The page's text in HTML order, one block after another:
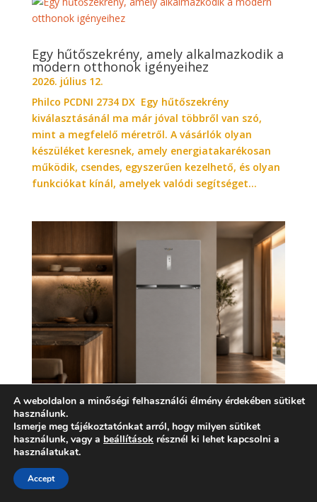
Egy hűtőszekrény, amely alkalmazkodik a
modern otthonok igényeihez
2026. július 12.
Philco PCDNI 2734 DX Egy hűtőszekrény
kiválasztásánál ma már jóval többről van szó,
mint a megfelelő méretről. A vásárlók olyan
készüléket keresnek, amely energiatakarékosan
működik, csendes, egyszerűen kezelhető, és olyan
funkciókat kínál, amelyek valódi segítséget...
Hatalmas belső tér, elegáns köntösben
2026. június 18.
TERMÉKBEMUTATÁS
A weboldalon a minőségi felhasználói élmény érdekében sütiket
használunk.
Ismerje meg tájékoztatónkat arról, hogy milyen sütiket
használunk, vagy a beállítások résznél ki lehet kapcsolni a
használatukat.
Accept